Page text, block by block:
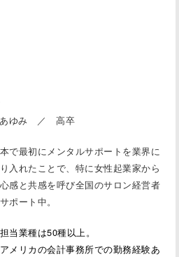
あゆみ ／ 高卒
で最初にメンタルサポートを業界に
入れたことで、特に女性起業家から
感と共感を呼び全国のサロン経営者
ポート中。
当業種は50種以上。
メリカの会計事務所での勤務経験あ